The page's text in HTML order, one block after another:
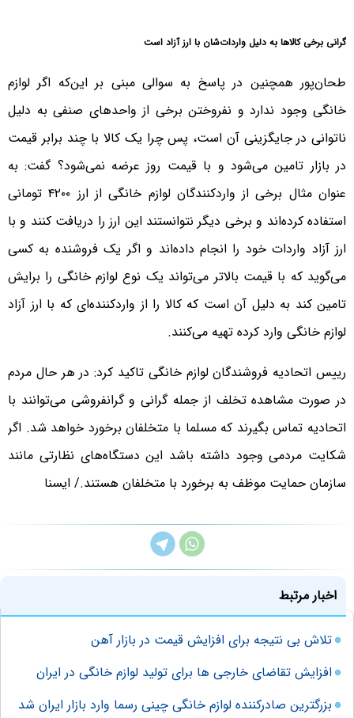
گرانی برخی کالاها به دلیل واردات‌شان با ارز آزاد است
طحان‌پور همچنین در پاسخ به سوالی مبنی بر این‌که اگر لوازم
خانگی وجود ندارد و نفروختن برخی از واحدهای صنفی به دلیل
ناتوانی در جایگزینی آن است، پس چرا یک کالا با چند برابر قیمت
در بازار تامین می‌شود و با قیمت روز عرضه نمی‌شود؟ گفت: به
عنوان مثال برخی از واردکنندگان لوازم خانگی از ارز ۴۲۰۰ تومانی
استفاده کرده‌اند و برخی دیگر نتوانستند این ارز را دریافت کنند و با
ارز آزاد واردات خود را انجام داده‌اند و اگر یک فروشنده به کسی
می‌گوید که با قیمت بالاتر می‌تواند یک نوع لوازم خانگی را برایش
تامین کند به دلیل آن است که کالا را از واردکننده‌ای که با ارز آزاد
لوازم خانگی وارد کرده تهیه می‌کنند.
رییس اتحادیه فروشندگان لوازم خانگی تاکید کرد: در هر حال مردم
در صورت مشاهده تخلف از جمله گرانی و گرانفروشی می‌توانند با
اتحادیه تماس بگیرند که مسلما با متخلفان برخورد خواهد شد. اگر
شکایت مردمی وجود داشته باشد این دستگاه‌های نظارتی‌ مانند
سازمان حمایت موظف به برخورد با متخلفان هستند./ ایسنا
اخبار مرتبط
تلاش بی نتیجه برای افزایش قیمت در بازار آهن
افزایش تقاضای خارجی ها برای تولید لوازم خانگی در ایران
بزرگترین صادرکننده لوازم خانگی چینی رسما وارد بازار ایران شد